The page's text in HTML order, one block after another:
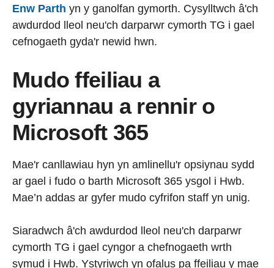
Enw Parth yn y ganolfan gymorth. Cysylltwch â'ch
awdurdod lleol neu'ch darparwr cymorth TG i gael
cefnogaeth gyda'r newid hwn.
Mudo ffeiliau a
gyriannau a rennir o
Microsoft 365
Mae'r canllawiau hyn yn amlinellu'r opsiynau sydd
ar gael i fudo o barth Microsoft 365 ysgol i Hwb.
Mae’n addas ar gyfer mudo cyfrifon staff yn unig.
Siaradwch â'ch awdurdod lleol neu'ch darparwr
cymorth TG i gael cyngor a chefnogaeth wrth
symud i Hwb. Ystyriwch yn ofalus pa ffeiliau y mae